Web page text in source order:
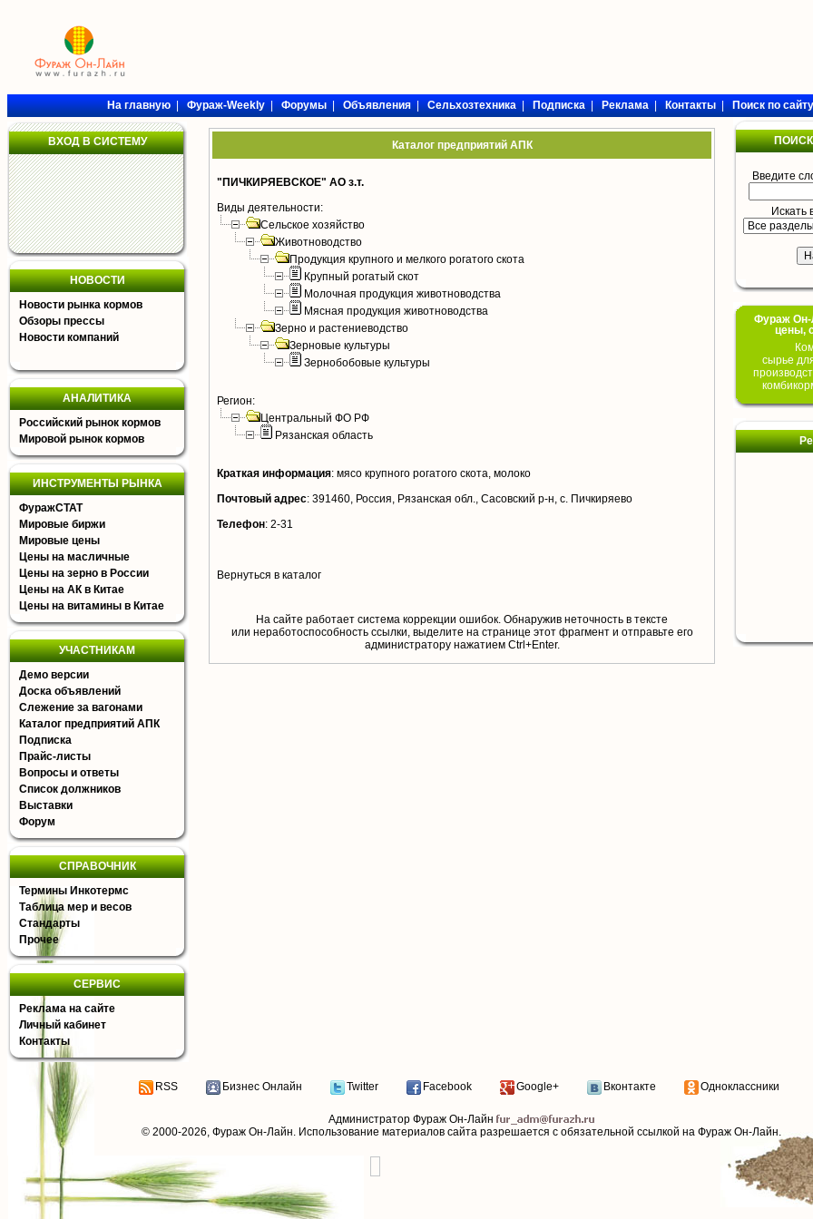
На главную|Фураж-Weekly|Форумы|Объявления|Сельхозтехника|Подписка|Реклама|Контакты|Поиск по сайту
ВХОД В СИСТЕМУ
НОВОСТИ
Новости рынка кормов
Обзоры прессы
Новости компаний
АНАЛИТИКА
Российский рынок кормов
Мировой рынок кормов
ИНСТРУМЕНТЫ РЫНКА
ФуражСТАТ
Мировые биржи
Мировые цены
Цены на масличные
Цены на зерно в России
Цены на АК в Китае
Цены на витамины в Китае
УЧАСТНИКАМ
Демо версии
Доска объявлений
Слежение за вагонами
Каталог предприятий АПК
Подписка
Прайс-листы
Вопросы и ответы
Список должников
Выставки
Форум
СПРАВОЧНИК
Термины Инкотермс
Таблица мер и весов
Стандарты
Прочее
СЕРВИС
Реклама на сайте
Личный кабинет
Контакты
Каталог предприятий АПК
"ПИЧКИРЯЕВСКОЕ" АО з.т.
Виды деятельности:
Сельское хозяйство
Животноводство
Продукция крупного и мелкого рогатого скота
Крупный рогатый скот
Молочная продукция животноводства
Мясная продукция животноводства
Зерно и растениеводство
Зерновые культуры
Зернобобовые культуры
Регион:
Центральный ФО РФ
Рязанская область
Краткая информация: мясо крупного рогатого скота, молоко
Почтовый адрес: 391460, Россия, Рязанская обл., Сасовский р-н, с. Пичкиряево
Телефон: 2-31
Вернуться в каталог
На сайте работает система коррекции ошибок. Обнаружив неточность в тексте
или неработоспособность ссылки, выделите на странице этот фрагмент и отправьте его
aдминистратору нажатием Ctrl+Enter.
Введите
Искать
Фураж Он-
цены,
сырье
RSS Бизнес Онлайн Twitter Facebook Google+ Вконтакте Одноклассники
Администратор Фураж Он-Лайн
© 2000-2026, Фураж Он-Лайн. Использование материалов сайта разрешается с обязательной ссылкой на Фураж Он-Лайн.